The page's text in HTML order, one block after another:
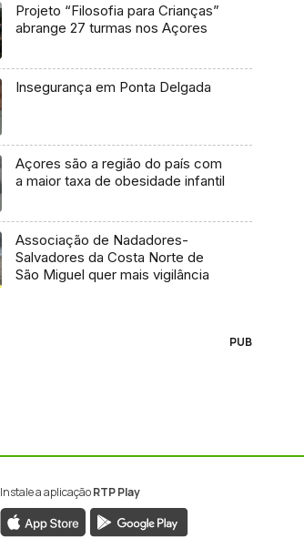
Projeto “Filosofia para Crianças”
abrange 27 turmas nos Açores
Insegurança em Ponta Delgada
Açores são a região do país com
a maior taxa de obesidade infantil
Associação de Nadadores-
Salvadores da Costa Norte de
São Miguel quer mais vigilância
PUB
Instale a aplicaçãoRTP Play